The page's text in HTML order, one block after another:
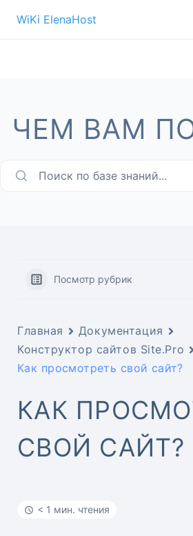
WiKi ElenaHost
ЧЕМ ВАМ
Поиск по базе знаний...
Посмотр рубрик
Главная
Документация
Конструктор сайтов Site.Pro
Как просмотреть свой сайт?
КАК
СВОЙ САЙТ?
< 1 мин. чтения